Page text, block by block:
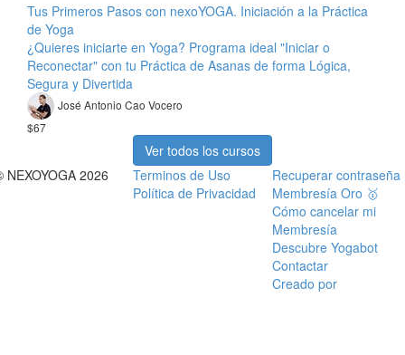
Tus Primeros Pasos con nexoYOGA. Iniciación a la Práctica
de Yoga
¿Quieres iniciarte en Yoga? Programa ideal "Iniciar o
Reconectar" con tu Práctica de Asanas de forma Lógica,
Segura y Divertida
José Antonio Cao Vocero
$67
Ver todos los cursos
NEXOYOGA 2026
Terminos de Uso
Política de Privacidad
Recuperar contraseña
Membresía Oro 🥇
Cómo cancelar mi
Membresía
Descubre Yogabot
Contactar
Creado por